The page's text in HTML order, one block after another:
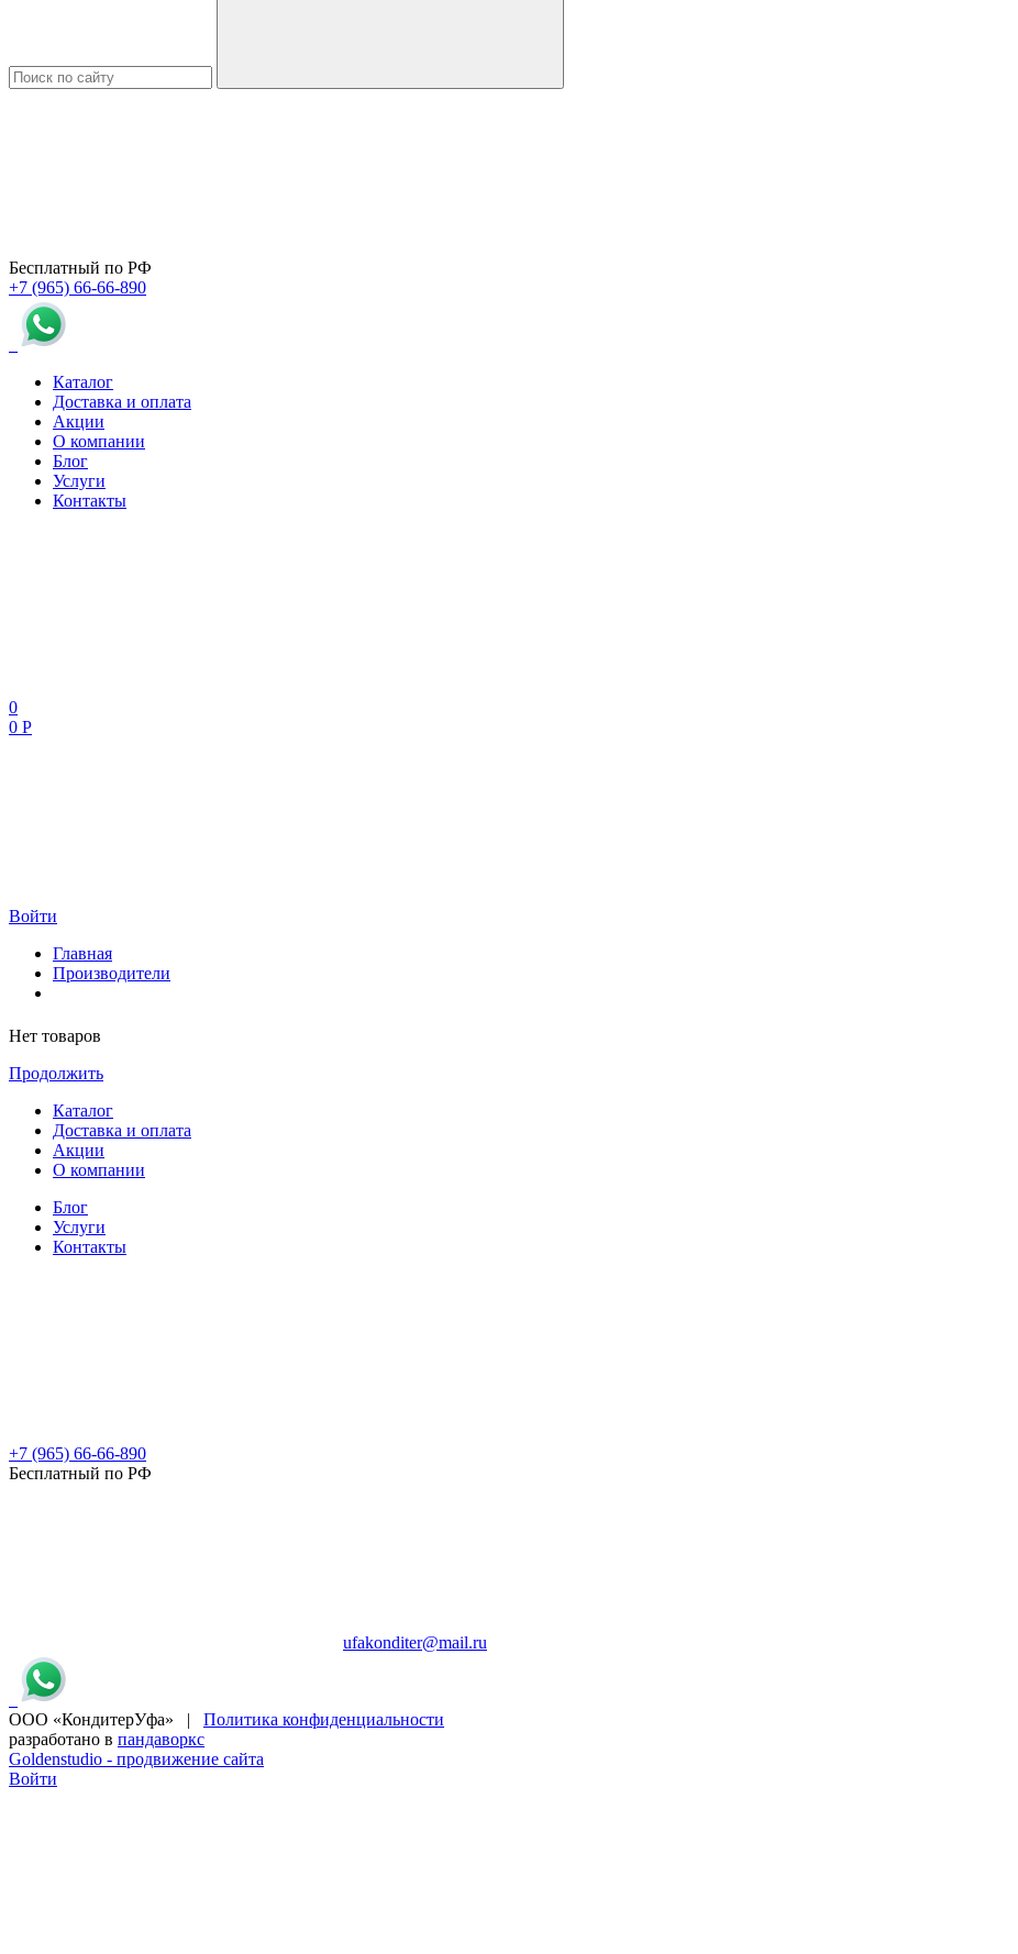
Бесплатный по РФ
+7 (965) 66-66-890
Каталог
Доставка и оплата
Акции
О компании
Блог
Услуги
Контакты
0
0 Р
Войти
Главная
Производители
Нет товаров
Продолжить
Каталог
Доставка и оплата
Акции
О компании
Блог
Услуги
Контакты
+7 (965) 66-66-890
Бесплатный по РФ
ufakonditer@mail.ru
ООО «КондитерУфа» | Политика конфиденциальности
разработано в пандаворкс
Goldenstudio - продвижение сайта
Войти